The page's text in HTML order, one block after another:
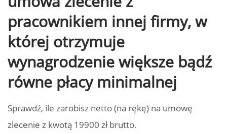
pracownikiem innej firmy, w
której otrzymuje
wynagrodzenie większe bądź
równe płacy minimalnej
Sprawdź, ile zarobisz netto (na rękę) na umowę
zlecenie z kwotą 19900 zł brutto.